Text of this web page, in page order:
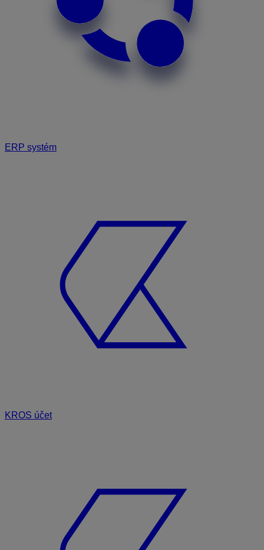
ERP systém
KROS účet